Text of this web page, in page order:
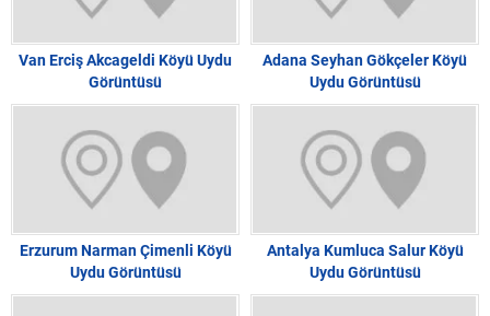
Van Erciş Akcageldi Köyü Uydu
Görüntüsü
Adana Seyhan Gökçeler Köyü
Uydu Görüntüsü
Erzurum Narman Çimenli Köyü
Uydu Görüntüsü
Antalya Kumluca Salur Köyü
Uydu Görüntüsü